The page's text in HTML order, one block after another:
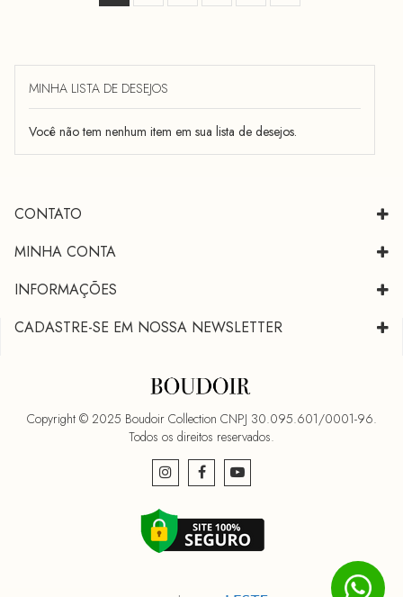
pagina
MINHA LISTA DE DESEJOS
Você não tem nenhum item em sua lista de desejos.
CONTATO
MINHA CONTA
INFORMAÇÕES
CADASTRE-SE EM NOSSA NEWSLETTER
Copyright © 2025 Boudoir Collection CNPJ 30.095.601/0001-96.
Todos os direitos reservados.